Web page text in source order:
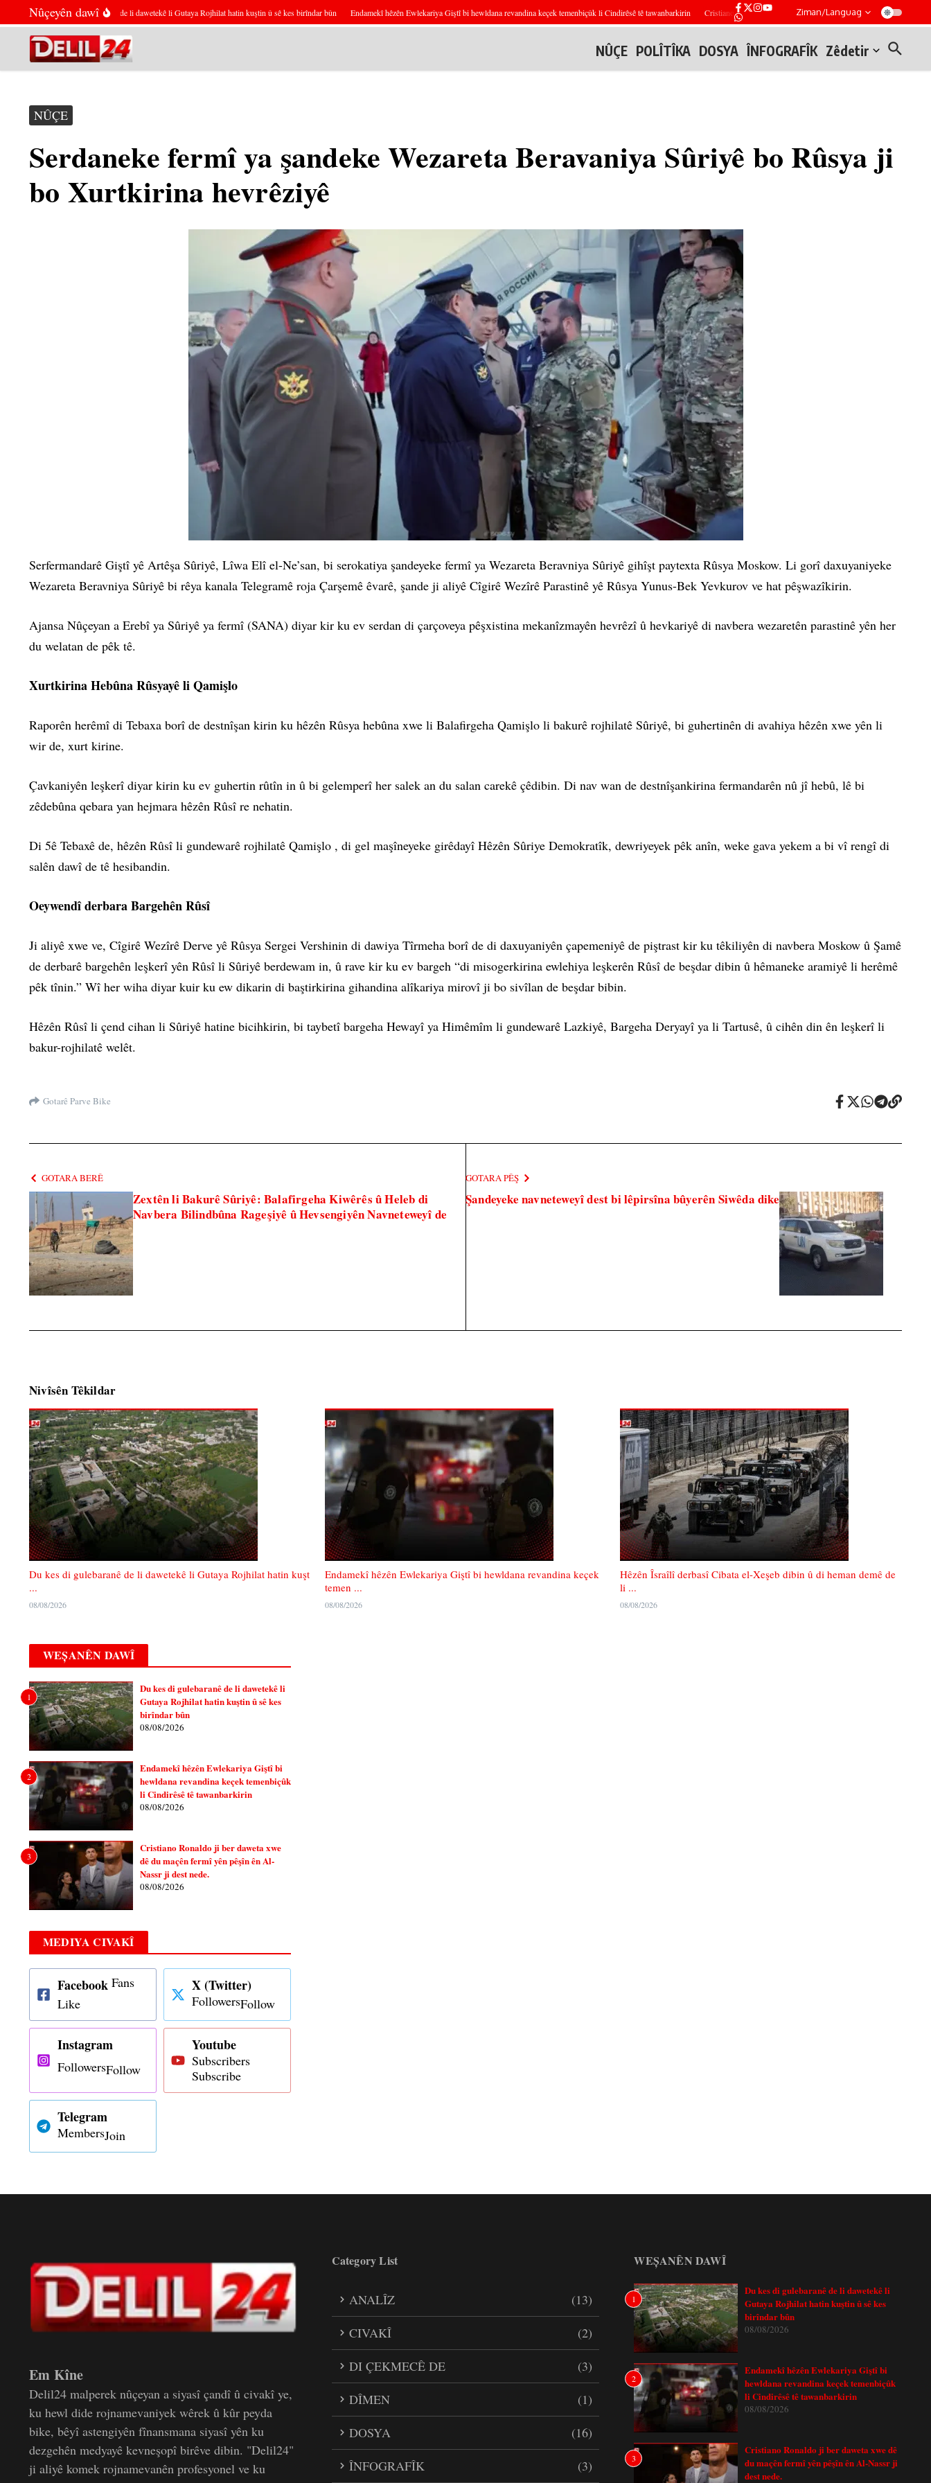
Skip to content
Nûçeyên dawî
Du kes di gulebaranê de li dawetekê li Gutaya Rojhilat hatin kuştin û sê kes birîndar bûn Endamekî hêzên Ewlekariya Giştî bi hewldana revandina keçek temenbiçûk li Cindirêsê tê tawanbarkirin Cristiano Ronaldo ji ber daweta xwe dê du maçên fermî yên pêşîn ên Al-
Ziman/Languag
NÛÇE POLÎTÎKA DOSYA ÎNFOGRAFÎK Zêdetir
NÛÇE
Serdaneke fermî ya şandeke Wezareta Beravaniya Sûriyê bo Rûsya ji
bo Xurtkirina hevrêziyê
Serfermandarê Giştî yê Artêşa Sûriyê, Lîwa Elî el-Ne’san, bi serokatiya şandeyeke fermî ya Wezareta Beravniya Sûriyê gihîşt paytexta Rûsya Moskow. Li gorî daxuyaniyeke
Wezareta Beravniya Sûriyê bi rêya kanala Telegramê roja Çarşemê êvarê, şande ji aliyê Cîgirê Wezîrê Parastinê yê Rûsya Yunus-Bek Yevkurov ve hat pêşwazîkirin.
Ajansa Nûçeyan a Erebî ya Sûriyê ya fermî (SANA) diyar kir ku ev serdan di çarçoveya pêşxistina mekanîzmayên hevrêzî û hevkariyê di navbera wezaretên parastinê yên her
du welatan de pêk tê.
Xurtkirina Hebûna Rûsyayê li Qamişlo
Raporên herêmî di Tebaxa borî de destnîşan kirin ku hêzên Rûsya hebûna xwe li Balafirgeha Qamişlo li bakurê rojhilatê Sûriyê, bi guhertinên di avahiya hêzên xwe yên li
wir de, xurt kirine.
Çavkaniyên leşkerî diyar kirin ku ev guhertin rûtîn in û bi gelemperî her salek an du salan carekê çêdibin. Di nav wan de destnîşankirina fermandarên nû jî hebû, lê bi
zêdebûna qebara yan hejmara hêzên Rûsî re nehatin.
Di 5ê Tebaxê de, hêzên Rûsî li gundewarê rojhilatê Qamişlo , di gel maşîneyeke girêdayî Hêzên Sûriye Demokratîk, dewriyeyek pêk anîn, weke gava yekem a bi vî rengî di
salên dawî de tê hesibandin.
Oeywendî derbara Bargehên Rûsî
Ji aliyê xwe ve, Cîgirê Wezîrê Derve yê Rûsya Sergei Vershinin di dawiya Tîrmeha borî de di daxuyaniyên çapemeniyê de piştrast kir ku têkiliyên di navbera Moskow û Şamê
de derbarê bargehên leşkerî yên Rûsî li Sûriyê berdewam in, û rave kir ku ev bargeh “di misogerkirina ewlehiya leşkerên Rûsî de beşdar dibin û hêmaneke aramiyê li herêmê
pêk tînin.” Wî her wiha diyar kuir ku ew dikarin di baştirkirina gihandina alîkariya mirovî ji bo sivîlan de beşdar bibin.
Hêzên Rûsî li çend cihan li Sûriyê hatine bicihkirin, bi taybetî bargeha Hewayî ya Himêmîm li gundewarê Lazkiyê, Bargeha Deryayî ya li Tartusê, û cihên din ên leşkerî li
bakur-rojhilatê welêt.
Gotarê Parve Bike
GOTARA BERÊ
Zextên li Bakurê Sûriyê: Balafirgeha Kiwêrês û Heleb di
Navbera Bilindbûna Rageşiyê û Hevsengiyên Navneteweyî de
GOTARA PÊŞ
Şandeyeke navneteweyî dest bi lêpirsîna bûyerên Siwêda dike
Nivîsên Têkildar
Du kes di gulebaranê de li dawetekê li Gutaya Rojhilat hatin kuşt
...
08/08/2026
Endamekî hêzên Ewlekariya Giştî bi hewldana revandina keçek
temen ...
08/08/2026
Hêzên Îsraîlî derbasî Cibata el-Xeşeb dibin û di heman demê de
li ...
08/08/2026
WEȘANÊN DAWÎ
1
Du kes di gulebaranê de li dawetekê li
Gutaya Rojhilat hatin kuştin û sê kes
birîndar bûn
08/08/2026
2
Endamekî hêzên Ewlekariya Giştî bi
hewldana revandina keçek temenbiçûk
li Cindirêsê tê tawanbarkirin
08/08/2026
3
Cristiano Ronaldo ji ber daweta xwe
dê du maçên fermî yên pêşîn ên Al-
Nassr ji dest nede.
08/08/2026
MEDIYA CIVAKÎ
Facebook Fans
Like
X (Twitter)
FollowersFollow
Instagram
FollowersFollow
Youtube
Subscribers
Subscribe
Telegram
MembersJoin
Em Kîne
Delil24 malperek nûçeyan a siyasî çandî û civakî ye,
ku hewl dide rojnamevaniyek wêrek û kûr peyda
bike, bêyî astengiyên fînansmana siyasî yên ku
dezgehên medyayê kevneşopî birêve dibin. "Delil24"
ji aliyê komek rojnamevanên profesyonel ve ku
Category List
ANALÎZ
(13)
CIVAKÎ
(2)
DI ÇEKMECÊ DE
(3)
DÎMEN
(1)
DOSYA
(16)
ÎNFOGRAFÎK
(3)
WEȘANÊN DAWÎ
1
Du kes di gulebaranê de li dawetekê li
Gutaya Rojhilat hatin kuştin û sê kes
birîndar bûn
08/08/2026
2
Endamekî hêzên Ewlekariya Giştî bi
hewldana revandina keçek temenbiçûk
li Cindirêsê tê tawanbarkirin
08/08/2026
3
Cristiano Ronaldo ji ber daweta xwe dê
du maçên fermî yên pêşîn ên Al-Nassr ji
dest nede.